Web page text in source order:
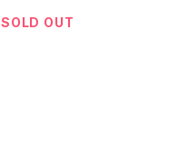
SOLD OUT